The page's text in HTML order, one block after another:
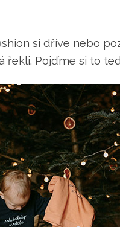
si dříve nebo
řekli. Pojďme si to